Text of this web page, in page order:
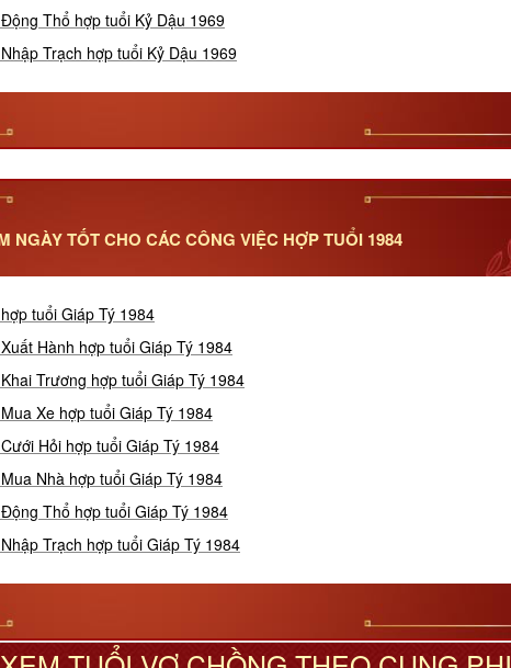
Thổ hợp tuổi Kỷ Dậu 1969
Trạch hợp tuổi Kỷ Dậu 1969
NGÀY TỐT CHO CÁC CÔNG VIỆC HỢP TUỔI 1984
tuổi Giáp Tý 1984
Hành hợp tuổi Giáp Tý 1984
Trương hợp tuổi Giáp Tý 1984
Xe hợp tuổi Giáp Tý 1984
Hỏi hợp tuổi Giáp Tý 1984
Nhà hợp tuổi Giáp Tý 1984
Thổ hợp tuổi Giáp Tý 1984
Trạch hợp tuổi Giáp Tý 1984